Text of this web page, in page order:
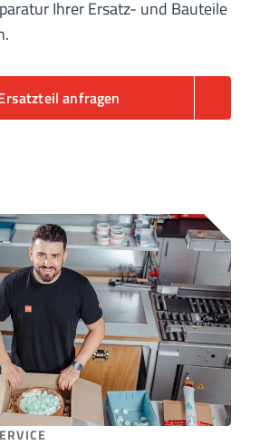
Ihrer Ersatz- und Bauteile
anfragen